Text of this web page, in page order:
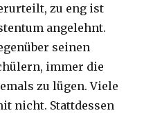
zu eng ist
angelehnt.
seinen
immer die
zu lügen. Viele
nicht. Stattdessen